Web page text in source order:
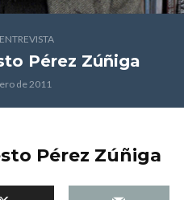
ENTREVISTA
Pérez Zúñiga
de 2011
Pérez Zúñiga